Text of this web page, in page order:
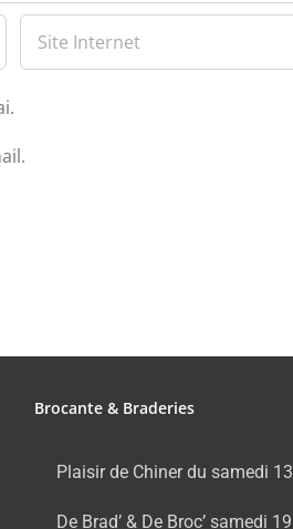
Brocante & Braderies
Plaisir de Chiner du samedi
De Brad’ & De Broc’ samedi